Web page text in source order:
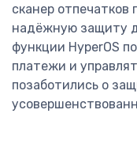
сканер отпечатков
надёжную защиту
функции HyperOS
платежи и
позаботились о